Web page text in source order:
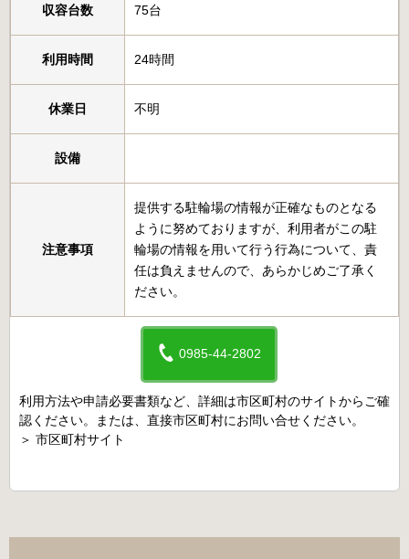
収容台数 75台
利用時間 24時間
休業日 不明
設備
注意事項
提供する駐輪場の情報が正確なものとなる
ように努めておりますが、利用者がこの駐
輪場の情報を用いて行う行為について、責
任は負えませんので、あらかじめご了承く
ださい。
0985-44-2802
利用方法や申請必要書類など、詳細は市区町村のサイトからご確
認ください。または、直接市区町村にお問い合せください。
＞ 市区町村サイト